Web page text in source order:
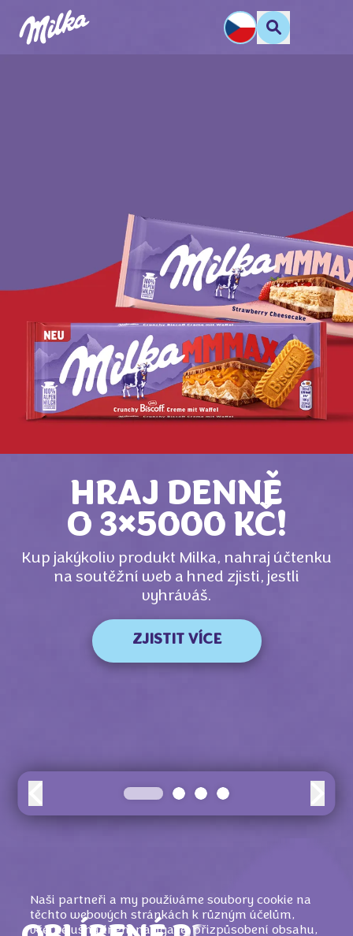
HRAJ DENNĚ
O 3×5000 KČ!
Kup jakýkoliv produkt Milka, nahraj účtenku
na soutěžní web a hned zjisti, jestli
vyhráváš.
ZJISTIT VÍCE
Naši partneři a my používáme soubory cookie na
těchto webových stránkách k různým účelům,
včetně usnadnění navigace, přizpůsobení obsahu,